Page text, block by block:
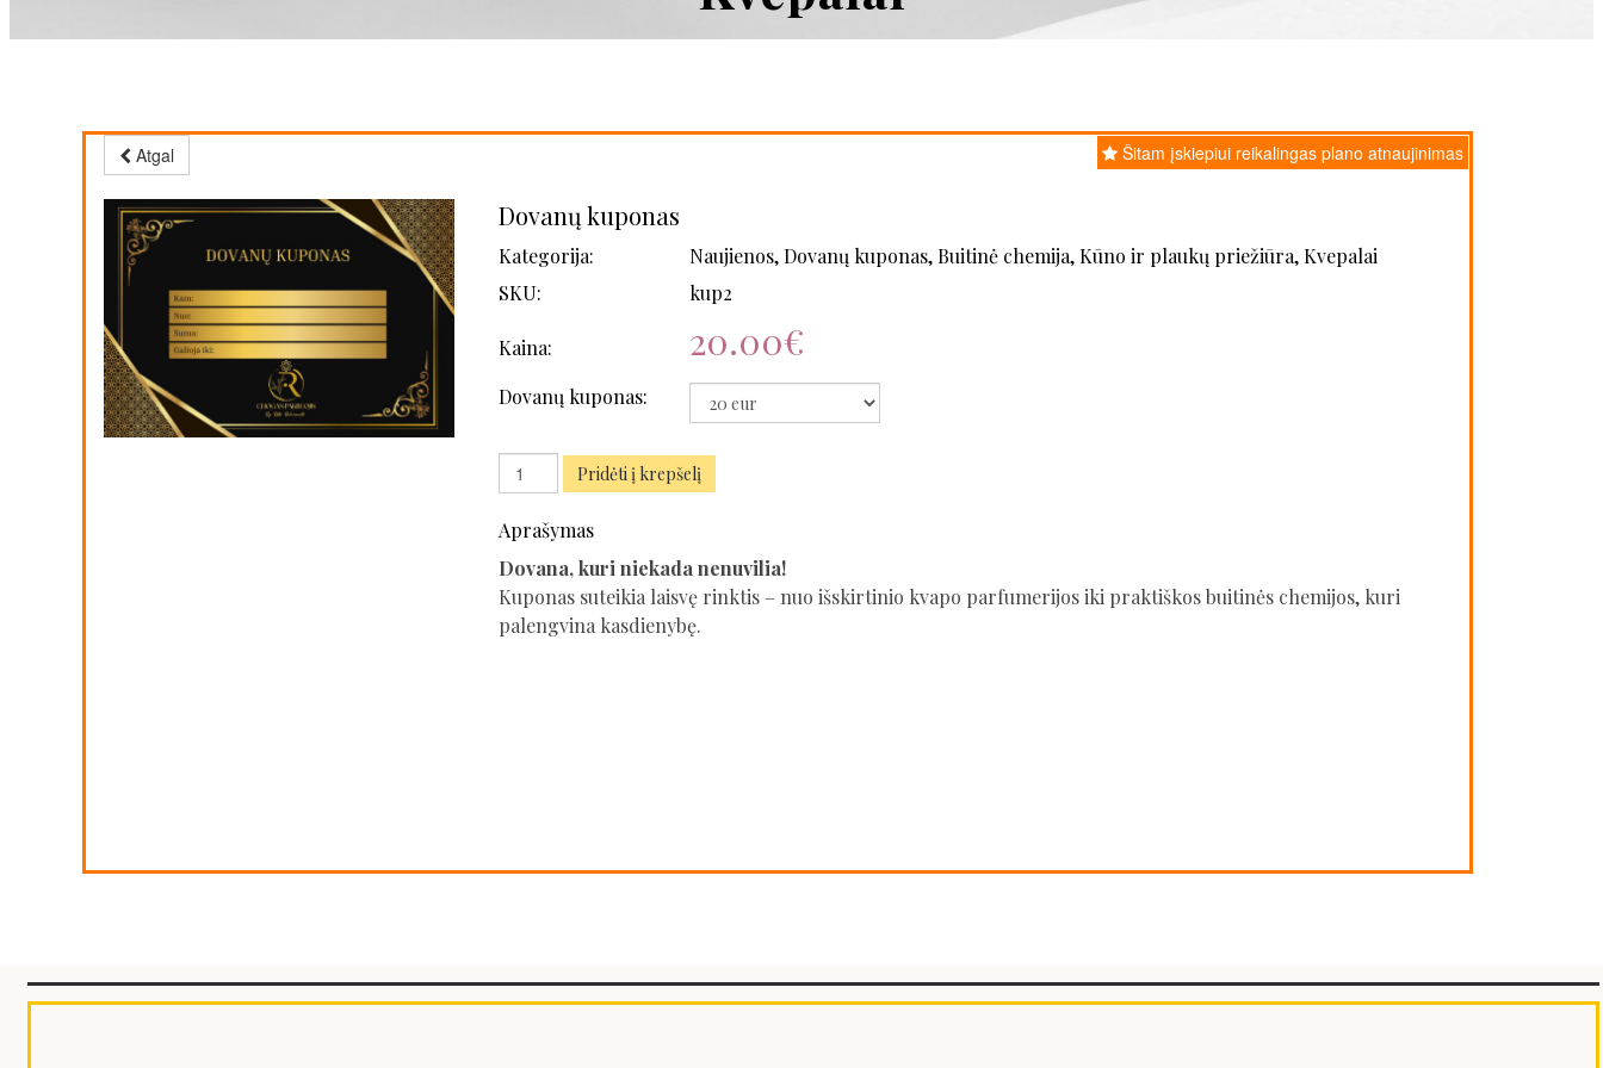
Šitam įskiepiui reikalingas plano atnaujinimas
Atgal
Dovanų kuponas
Kategorija:
Naujienos, Dovanų kuponas, Buitinė chemija, Kūno ir plaukų priežiūra, Kvepalai
SKU:
kup2
Kaina: 20.00€
Dovanų kuponas:
Pridėti į krepšelį
Aprašymas
Dovana, kuri niekada nenuvilia!
Kuponas suteikia laisvę rinktis – nuo išskirtinio kvapo parfumerijos iki praktiškos buitinės chemijos, kuri
palengvina kasdienybę.